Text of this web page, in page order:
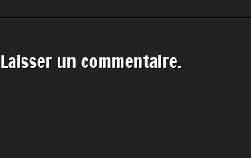
Laisser un commentaire.